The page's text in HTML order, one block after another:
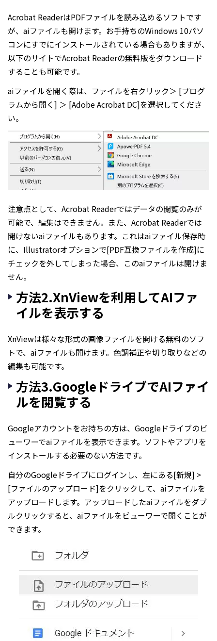
Acrobat ReaderはPDFファイルを読み込めるソフトです
が、aiファイルも開けます。お手持ちのWindows 10パソ
コンにすでにインストールされている場合もありますが、
以下のサイトでAcrobat Readerの無料版をダウンロード
することも可能です。
aiファイルを開く際は、ファイルを右クリック＞ [プログ
ラムから開く] ＞ [Adobe Acrobat DC]を選択してくださ
い。
注意点として、Acrobat Readerではデータの閲覧のみが
可能で、編集はできません。また、Acrobat Readerでは
開けないaiファイルもあります。これはaiファイル保存時
に、Illustratorオプションで[PDF互換ファイルを作成]に
チェックを外してしまった場合、このaiファイルは開けま
せん。
方法2.XnViewを利用してAIファ
イルを表示する
XnViewは様々な形式の画像ファイルを開ける無料のソフ
トで、aiファイルも開けます。色調補正や切り取りなどの
編集も可能です。
方法3.GoogleドライブでAIファイ
ルを閲覧する
Googleアカウントをお持ちの方は、Googleドライブのビ
ューワーでaiファイルを表示できます。ソフトやアプリを
インストールする必要のない方法です。
自分のGoogleドライブにログインし、左にある[新規] >
[ファイルのアップロード]をクリックして、aiファイルを
アップロードします。アップロードしたaiファイルをダブ
ルクリックすると、aiファイルをビューワーで開くことが
できます。